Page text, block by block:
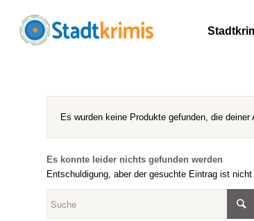
Es wurden keine Produkte gefunden, die deiner
Es konnte leider nichts gefunden werden
Entschuldigung, aber der gesuchte Eintrag ist